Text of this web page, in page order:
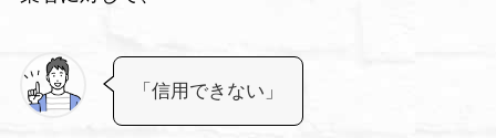
「信用できない」